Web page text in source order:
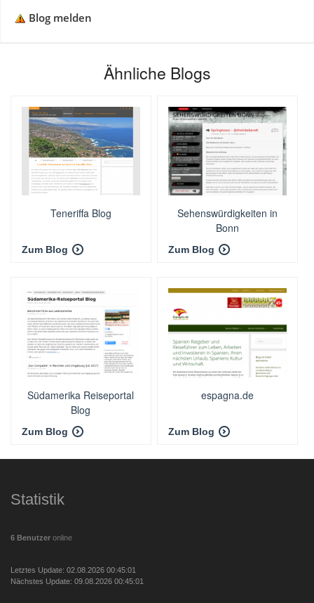
Blog melden
Ähnliche Blogs
Teneriffa Blog
Zum Blog
Sehenswürdigkeiten in
Bonn
Zum Blog
Südamerika Reiseportal
Blog
Zum Blog
espagna.de
Zum Blog
Statistik
6 Benutzer online
Letztes Update: 02.08.2026 00:45:01
Nächstes Update: 09.08.2026 00:45:01